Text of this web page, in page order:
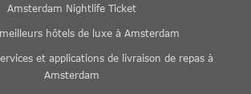
Amsterdam Nightlife Ticket
hôtels de luxe à Amsterdam
et applications de livraison de repas à
Amsterdam